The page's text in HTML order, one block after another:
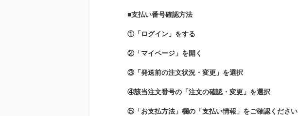
■支払い番号確認方法
①「ログイン」をする
②「マイページ」を開く
③「発送前の注文状況・変更」を選択
④該当注文番号の「注文の確認・変更」を選択
⑤「お支払方法」欄の「支払い情報」をご確認ください